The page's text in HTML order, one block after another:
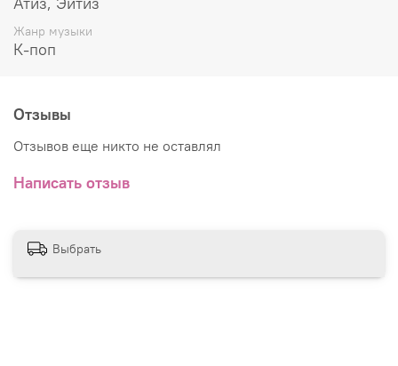
Жанр музыки
К-поп
Отзывы
Отзывов еще никто не оставлял
Написать отзыв
Выбрать